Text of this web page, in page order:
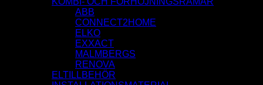
ABB
CONNECT2HOME
ELKO
EXXACT
MALMBERGS
RENOVA
ELTILLBEHÖR